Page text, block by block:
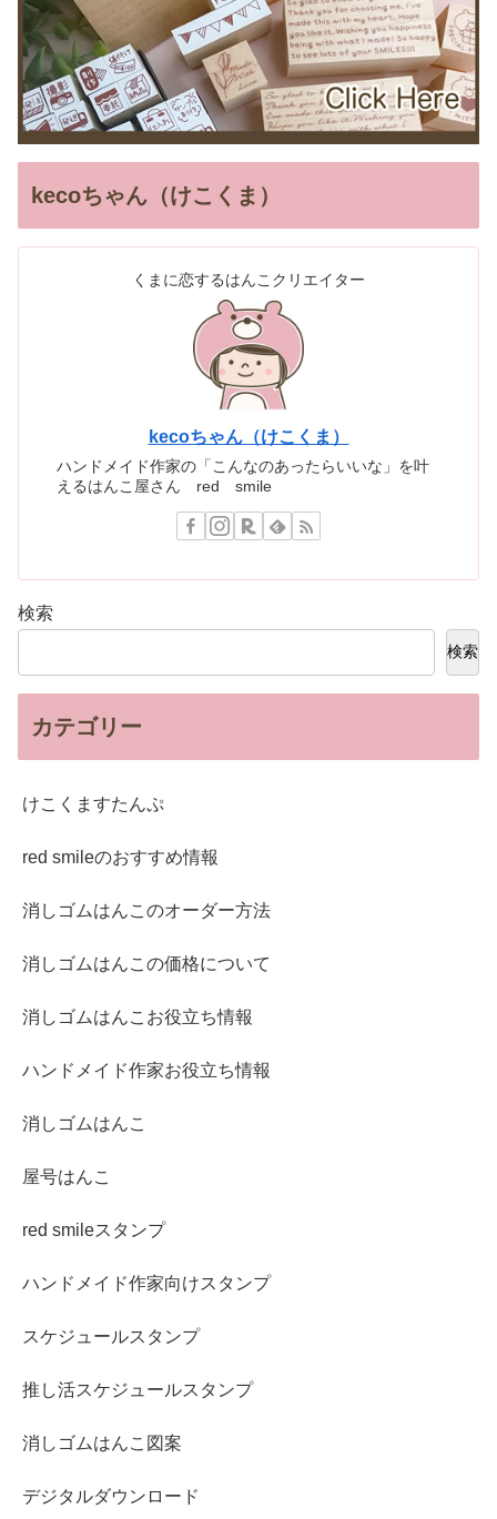
kecoちゃん（けこくま）
くまに恋するはんこクリエイター
kecoちゃん（けこくま）
ハンドメイド作家の「こんなのあったらいいな」を叶
えるはんこ屋さん red smile
検索
検索
カテゴリー
けこくますたんぷ
red smileのおすすめ情報
消しゴムはんこのオーダー方法
消しゴムはんこの価格について
消しゴムはんこお役立ち情報
ハンドメイド作家お役立ち情報
消しゴムはんこ
屋号はんこ
red smileスタンプ
ハンドメイド作家向けスタンプ
スケジュールスタンプ
推し活スケジュールスタンプ
消しゴムはんこ図案
デジタルダウンロード